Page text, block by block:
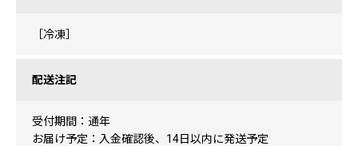
［冷凍］
配送注記
受付期間：通年
お届け予定：入金確認後、14日以内に発送予定